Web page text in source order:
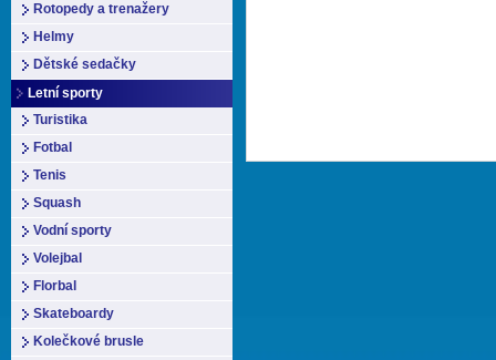
Rotopedy a trenažery
Helmy
Dětské sedačky
Letní sporty
Turistika
Fotbal
Tenis
Squash
Vodní sporty
Volejbal
Florbal
Skateboardy
Kolečkové brusle